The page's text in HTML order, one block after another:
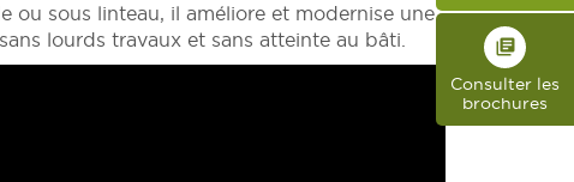
ou sous linteau, il améliore et modernise une
lourds travaux et sans atteinte au bâti.
library_books
Consulter les
brochures